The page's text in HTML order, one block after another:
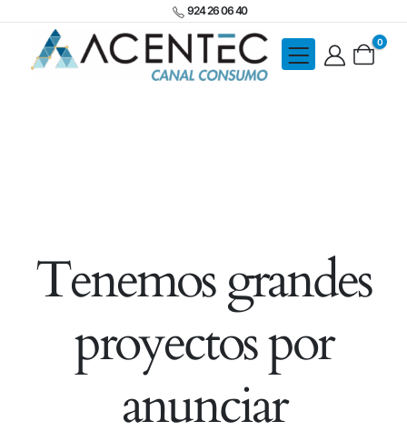
924 26 06 40
0
Tenemos grandes
proyectos por
anunciar